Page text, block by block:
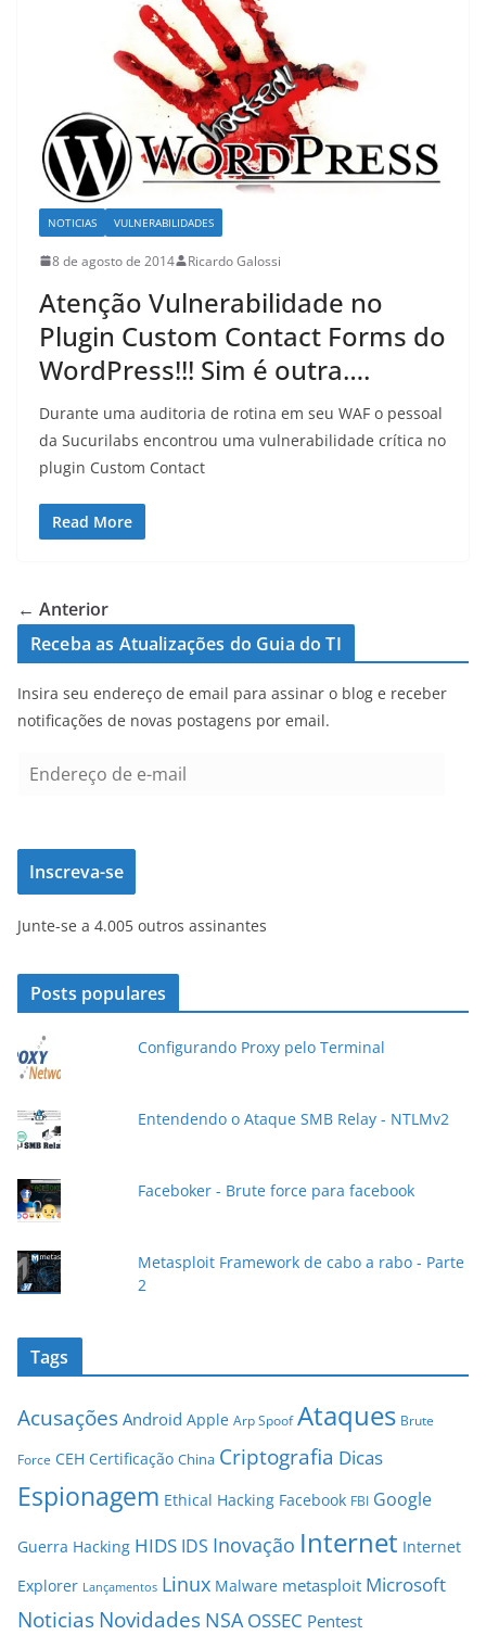
NOTICIAS VULNERABILIDADES
8 de agosto de 2014 Ricardo Galossi
Atenção Vulnerabilidade no
Plugin Custom Contact Forms do
WordPress!!! Sim é outra….
Durante uma auditoria de rotina em seu WAF o pessoal
da Sucurilabs encontrou uma vulnerabilidade crítica no
plugin Custom Contact
Read More
← Anterior
Receba as Atualizações do Guia do TI
Insira seu endereço de email para assinar o blog e receber
notificações de novas postagens por email.
e
e
ç
d
-
a
i
Inscreva-se
Junte-se a 4.005 outros assinantes
Posts populares
Configurando Proxy pelo Terminal
Entendendo o Ataque SMB Relay - NTLMv2
Faceboker - Brute force para facebook
Metasploit Framework de cabo a rabo - Parte
2
Tags
Acusações Android Apple Arp Spoof Ataques Brute
Force CEH Certificação China Criptografia Dicas
Espionagem Ethical Hacking Facebook FBI Google
Guerra Hacking HIDS IDS Inovação Internet Internet
Explorer Lançamentos Linux Malware metasploit Microsoft
NoticiasNovidades NSA OSSEC Pentest